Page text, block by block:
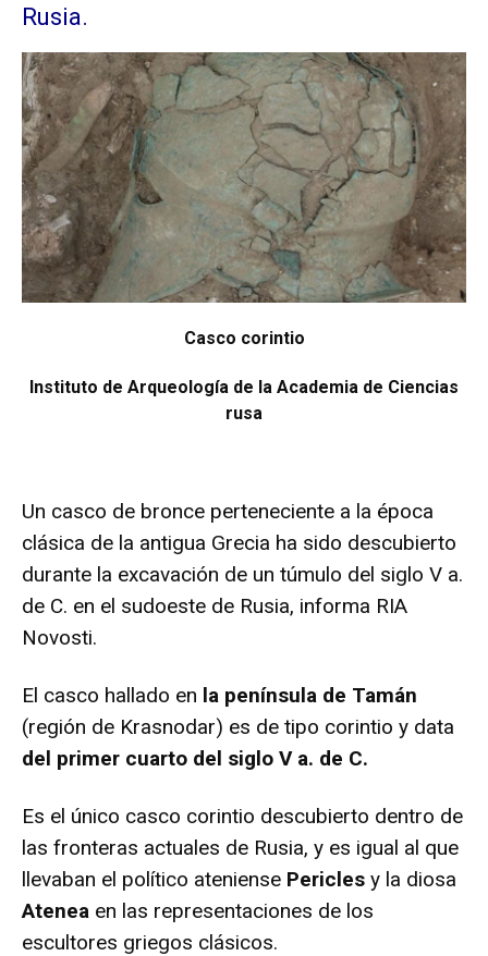
Rusia.
Casco corintio
Instituto de Arqueología de la Academia de Ciencias
rusa
Un casco de bronce perteneciente a la época
clásica de la antigua Grecia ha sido descubierto
durante la excavación de un túmulo del siglo V a.
de C. en el sudoeste de Rusia, informa RIA
Novosti.
El casco hallado en la península de Tamán
(región de Krasnodar) es de tipo corintio y data
del primer cuarto del siglo V a. de C.
Es el único casco corintio descubierto dentro de
las fronteras actuales de Rusia, y es igual al que
llevaban el político ateniense Pericles y la diosa
Atenea en las representaciones de los
escultores griegos clásicos.